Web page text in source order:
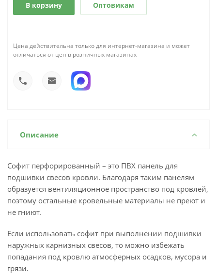
В корзину Оптовикам
Цена действительна только для интернет-магазина и может
отличаться от цен в розничных магазинах
Описание
Софит перфорированный – это ПВХ панель для
подшивки свесов кровли. Благодаря таким панелям
образуется вентиляционное пространство под кровлей,
поэтому остальные кровельные материалы не преют и
не гниют.
Если использовать софит при выполнении подшивки
наружных карнизных свесов, то можно избежать
попадания под кровлю атмосферных осадков, мусора и
грязи.